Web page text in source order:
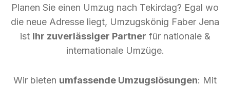
Planen Sie einen Umzug nach Tekirdag? Egal wo
die neue Adresse liegt, Umzugskönig Faber Jena
ist Ihr zuverlässiger Partner für nationale &
internationale Umzüge.
Wir bieten umfassende Umzugslösungen: Mit